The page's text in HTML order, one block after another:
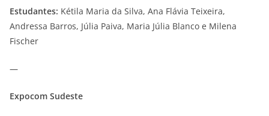
Estudantes: Kétila Maria da Silva, Ana Flávia Teixeira,
Andressa Barros, Júlia Paiva, Maria Júlia Blanco e Milena
Fischer
—
Expocom Sudeste